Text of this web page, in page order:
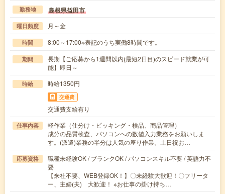
勤務地 島根県益田市
曜日頻度 月～金
時間 8:00～17:00※表記のうち実働8時間です。
期間
長期【ご応募から1週間以内(最短2日目)のスピード就業が可
能】即日～
時給 時給1350円
交通費
交通費支給有り
仕事内容
軽作業（仕分け・ピッキング・検品、商品管理）
成分の品質検査、パソコンへの数値入力業務をお願いしま
す。(派遣)業務の半分は人気の座り作業。土日祝お…
応募資格
職種未経験OK / ブランクOK / パソコンスキル不要 / 英語力不
要
【来社不要、WEB登録OK！】〇未経験大歓迎！〇フリータ
ー、主婦(夫) 大歓迎！ ※お仕事の掛け持ち…